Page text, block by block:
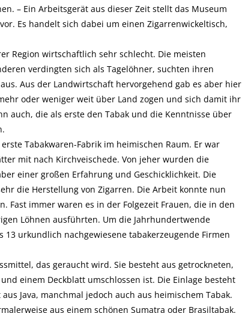
– Ein Arbeitsgerät aus dieser Zeit stellt das Museum
Es handelt sich dabei um einen Zigarrenwickeltisch,
Region wirtschaftlich sehr schlecht. Die meisten
verdingten sich als Tagelöhner, suchten ihren
Aus der Landwirtschaft hervorgehend gab es aber hier
oder weniger weit über Land zogen und sich damit ihr
auch, die als erste den Tabak und die Kenntnisse über
Tabakwaren-Fabrik im heimischen Raum. Er war
mit nach Kirchveischede. Von jeher wurden die
einer großen Erfahrung und Geschicklichkeit. Die
die Herstellung von Zigarren. Die Arbeit konnte nun
Fast immer waren es in der Folgezeit Frauen, die in den
Löhnen ausführten. Um die Jahrhundertwende
urkundlich nachgewiesene tabakerzeugende Firmen
das geraucht wird. Sie besteht aus getrockneten,
einem Deckblatt umschlossen ist. Die Einlage besteht
Java, manchmal jedoch auch aus heimischem Tabak.
aus einem schönen Sumatra oder Brasiltabak.